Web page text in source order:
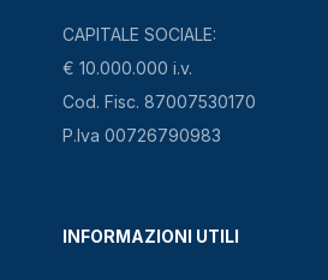
CAPITALE SOCIALE:
€ 10.000.000 i.v.
Cod. Fisc. 87007530170
P.Iva 00726790983
INFORMAZIONI UTILI